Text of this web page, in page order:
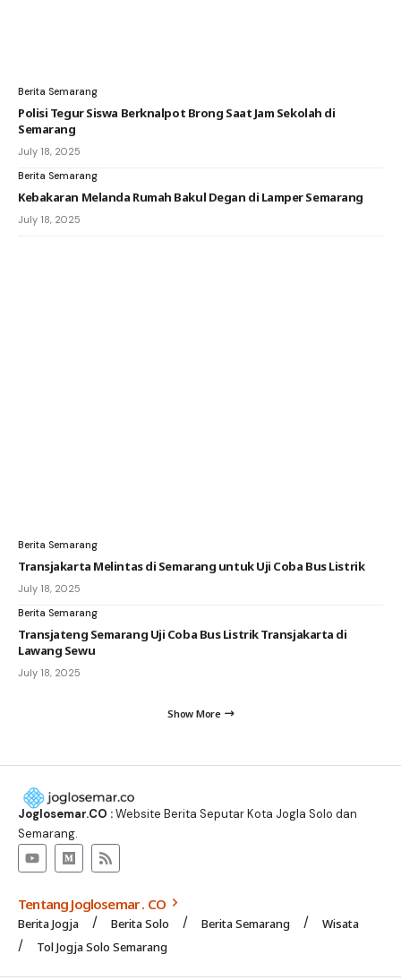
Berita Semarang
Polisi Tegur Siswa Berknalpot Brong Saat Jam Sekolah di
Semarang
July 18, 2025
Berita Semarang
Kebakaran Melanda Rumah Bakul Degan di Lamper Semarang
July 18, 2025
Berita Semarang
Transjakarta Melintas di Semarang untuk Uji Coba Bus Listrik
July 18, 2025
Berita Semarang
Transjateng Semarang Uji Coba Bus Listrik Transjakarta di
Lawang Sewu
July 18, 2025
Show More
Joglosemar.CO :Website Berita Seputar Kota Jogla Solo dan
Semarang.
Tentang Joglosemar . CO
Berita Jogja Berita Solo Berita Semarang
Wisata
Tol Jogja Solo Semarang